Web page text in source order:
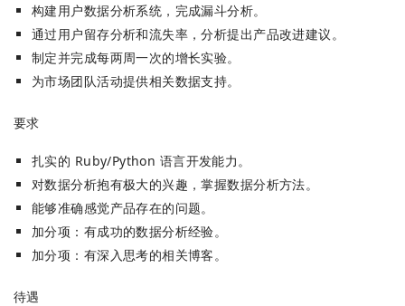
构建用户数据分析系统，完成漏斗分析。
通过用户留存分析和流失率，分析提出产品改进建议。
制定并完成每两周一次的增长实验。
为市场团队活动提供相关数据支持。
要求
扎实的 Ruby/Python 语言开发能力。
对数据分析抱有极大的兴趣，掌握数据分析方法。
能够准确感觉产品存在的问题。
加分项：有成功的数据分析经验。
加分项：有深入思考的相关博客。
待遇